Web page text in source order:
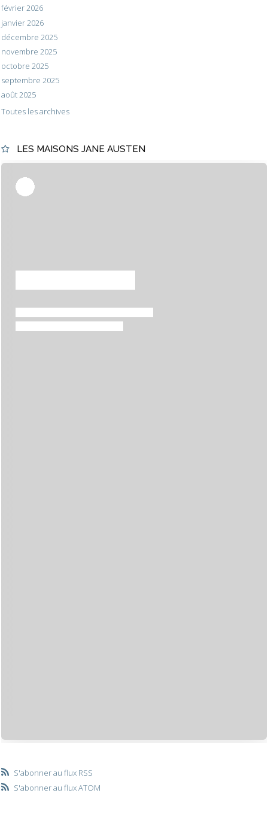
février 2026
janvier 2026
décembre 2025
novembre 2025
octobre 2025
septembre 2025
août 2025
Toutes les archives
LES MAISONS JANE AUSTEN
S'abonner au flux RSS
S'abonner au flux ATOM